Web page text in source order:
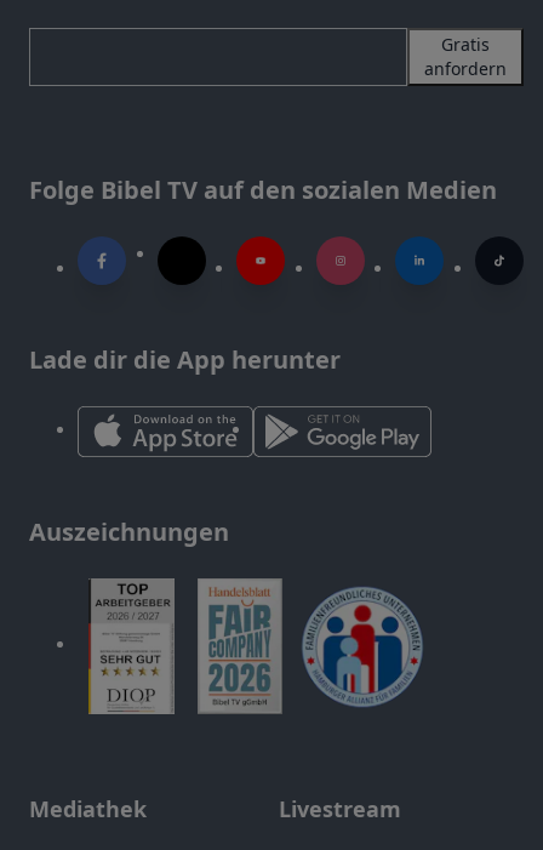
Gratis
anfordern
Folge Bibel TV auf den sozialen Medien
Lade dir die App herunter
Auszeichnungen
Mediathek Livestream